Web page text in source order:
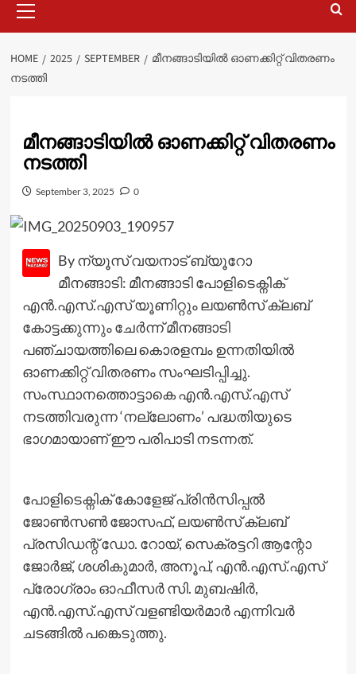
Menu
HOME 2025 SEPTEMBER
മീനങ്ങാടിയിൽ ഓണക്കിറ്റ് വിതരണം
നടത്തി
മീനങ്ങാടിയിൽ ഓണക്കിറ്റ് വിതരണം
നടത്തി
September 3, 2025 0
By ന്യൂസ് വയനാട് ബ്യൂറോ
മീനങ്ങാടി: മീനങ്ങാടി പോളിടെക്നിക്
എൻ.എസ്.എസ് യൂണിറ്റും ലയൺസ് ക്ലബ്
കോട്ടക്കുന്നും ചേർന്ന് മീനങ്ങാടി
പഞ്ചായത്തിലെ കൊരളമ്പം ഉന്നതിയിൽ
ഓണക്കിറ്റ് വിതരണം സംഘടിപ്പിച്ചു.
സംസ്ഥാനത്തൊട്ടാകെ എൻ.എസ്.എസ്
നടത്തിവരുന്ന ‘നല്ലോണം’ പദ്ധതിയുടെ
ഭാഗമായാണ് ഈ പരിപാടി നടന്നത്.
പോളിടെക്നിക് കോളേജ് പ്രിൻസിപ്പൽ
ജോൺസൺ ജോസഫ്, ലയൺസ് ക്ലബ്
പ്രസിഡന്റ് ഡോ. റോയ്, സെക്രട്ടറി ആന്റോ
ജോർജ്, ശശികുമാർ, അനൂപ്, എൻ.എസ്.എസ്
പ്രോഗ്രാം ഓഫീസർ സി. മുബഷിർ,
എൻ.എസ്.എസ് വളണ്ടിയർമാർ എന്നിവർ
ചടങ്ങിൽ പങ്കെടുത്തു.